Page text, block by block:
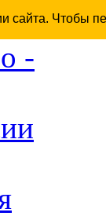
сайта. Чтобы
-